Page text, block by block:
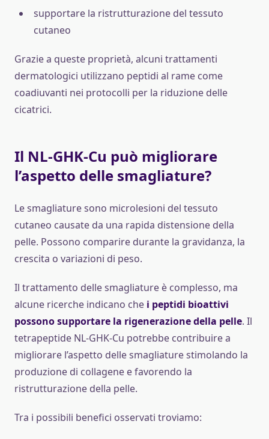
supportare la ristrutturazione del tessuto
cutaneo
Grazie a queste proprietà, alcuni trattamenti
dermatologici utilizzano peptidi al rame come
coadiuvanti nei protocolli per la riduzione delle
cicatrici.
Il NL-GHK-Cu può migliorare
l’aspetto delle smagliature?
Le smagliature sono microlesioni del tessuto
cutaneo causate da una rapida distensione della
pelle. Possono comparire durante la gravidanza, la
crescita o variazioni di peso.
Il trattamento delle smagliature è complesso, ma
alcune ricerche indicano che i peptidi bioattivi
possono supportare la rigenerazione della pelle. Il
tetrapeptide NL-GHK-Cu potrebbe contribuire a
migliorare l’aspetto delle smagliature stimolando la
produzione di collagene e favorendo la
ristrutturazione della pelle.
Tra i possibili benefici osservati troviamo: